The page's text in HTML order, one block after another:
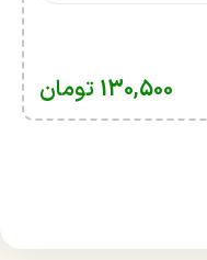
130,500 تومان